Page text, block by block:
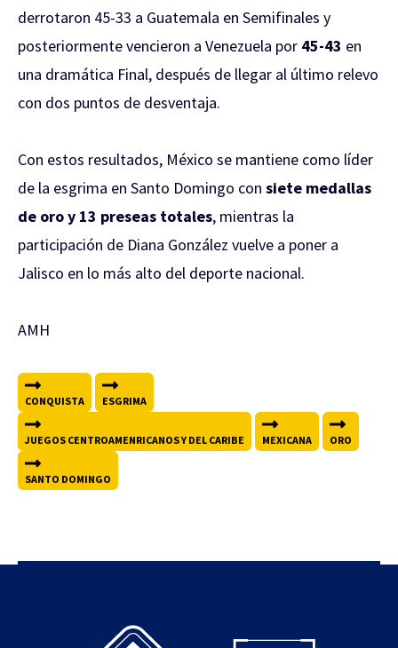
derrotaron 45-33 a Guatemala en Semifinales y
posteriormente vencieron a Venezuela por 45-43 en
una dramática Final, después de llegar al último relevo
con dos puntos de desventaja.
Con estos resultados, México se mantiene como líder
de la esgrima en Santo Domingo con siete medallas
de oro y 13 preseas totales, mientras la
participación de Diana González vuelve a poner a
Jalisco en lo más alto del deporte nacional.
AMH
CONQUISTA ESGRIMA
JUEGOS CENTROAMENRICANOS Y DEL CARIBE MEXICANA ORO
SANTO DOMINGO